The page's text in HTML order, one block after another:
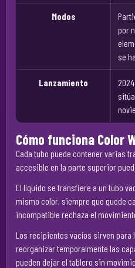
Modos
por
se
Lanzamiento
Cómo funciona Color
Cada tubo puede contener varias
accesible en la parte superior
El líquido se transfiere a un tubo
mismo color, siempre que quede
incompatible rechaza el
Los recipientes vacíos sirven
reorganizar temporalmente las
pueden dejar el tablero sin